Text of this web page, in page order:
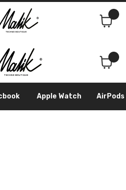
Поиск
Apple Watch